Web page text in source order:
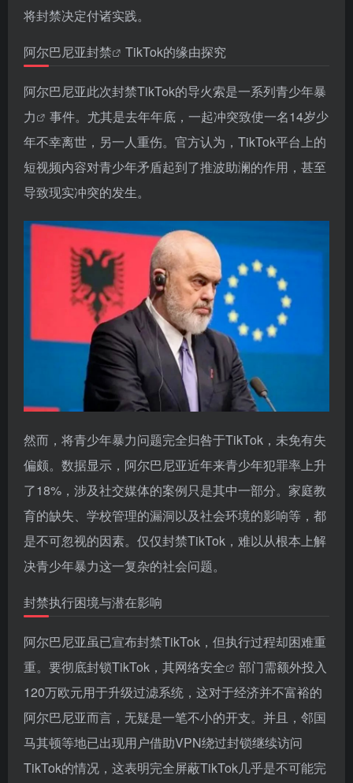
将封禁决定付诸实践。
阿尔巴尼亚封禁
TikTok的缘由探究
阿尔巴尼亚此次封禁TikTok的导火索是一系列青少年暴
力
事件。尤其是去年年底，一起冲突致使一名14岁少
年不幸离世，另一人重伤。官方认为，TikTok平台上的
短视频内容对青少年矛盾起到了推波助澜的作用，甚至
导致现实冲突的发生。
然而，将青少年暴力问题完全归咎于TikTok，未免有失
偏颇。数据显示，阿尔巴尼亚近年来青少年犯罪率上升
了18%，涉及社交媒体的案例只是其中一部分。家庭教
育的缺失、学校管理的漏洞以及社会环境的影响等，都
是不可忽视的因素。仅仅封禁TikTok，难以从根本上解
决青少年暴力这一复杂的社会问题。
封禁执行困境与潜在影响
阿尔巴尼亚虽已宣布封禁TikTok，但执行过程却困难重
重。要彻底封锁TikTok，其网络安全
部门需额外投入
120万欧元用于升级过滤系统，这对于经济并不富裕的
阿尔巴尼亚而言，无疑是一笔不小的开支。并且，邻国
马其顿等地已出现用户借助VPN绕过封锁继续访问
TikTok的情况，这表明完全屏蔽TikTok几乎是不可能完